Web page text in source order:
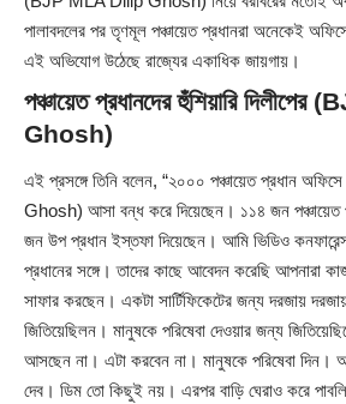
পালাবদলের পর তৃণমূল পঞ্চায়েত প্রধানরা অনেকেই
এই অভিযোগ উঠেছে রাজ্যের একাধিক জায়গায়।
পঞ্চায়েত প্রধানদের হুঁশিয়ারি
Ghosh)
এই প্রসঙ্গে তিনি বলেন, “২০০০ পঞ্চায়েত প্রধান
Ghosh) আসা বন্ধ করে দিয়েছেন। ১১৪ জন পঞ্চায়েত
জন উপ প্রধান ইস্তফা দিয়েছেন। আমি ভিডিও
প্রধানের সঙ্গে। তাদের কাছে আবেদন করেছি আপনারা
সাফার করছেন। একটা সার্টিফিকেটের জন্য দরজায়
জিতিয়েছিলন। মানুষকে পরিষেবা দেওয়ার জন্য
আসছেন না। এটা করবেন না। মানুষকে পরিষেবা দিন।
দেব। ডিম তো কিছুই নয়। এরপর বাড়ি ঘেরাও করে